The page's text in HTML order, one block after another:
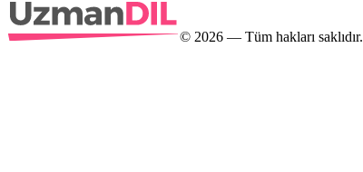
© 2026 — Tüm hakları saklıdır.